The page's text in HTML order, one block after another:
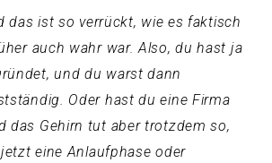
das ist so verrückt, wie es faktisch
auch wahr war. Also, du hast ja
und du warst dann
Oder hast du eine Firma
das Gehirn tut aber trotzdem so,
eine Anlaufphase oder